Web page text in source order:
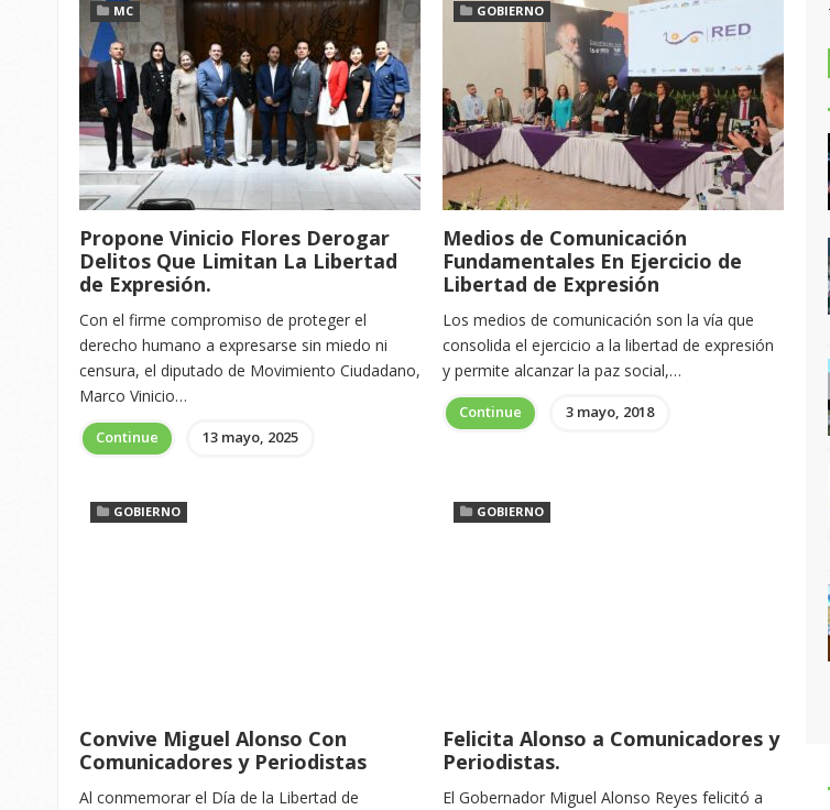
MC
Propone Vinicio Flores Derogar
Delitos Que Limitan La Libertad
de Expresión.
Con el firme compromiso de proteger el
derecho humano a expresarse sin miedo ni
censura, el diputado de Movimiento Ciudadano,
Marco Vinicio…
Continue 13 mayo, 2025
GOBIERNO
Medios de Comunicación
Fundamentales En Ejercicio de
Libertad de Expresión
Los medios de comunicación son la vía que
consolida el ejercicio a la libertad de expresión
y permite alcanzar la paz social,…
Continue 3 mayo, 2018
GOBIERNO
Convive Miguel Alonso Con
Comunicadores y Periodistas
Al conmemorar el Día de la Libertad de
GOBIERNO
Felicita Alonso a Comunicadores y
Periodistas.
El Gobernador Miguel Alonso Reyes felicitó a